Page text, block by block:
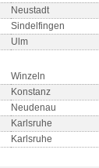
Neustadt
Sindelfingen
Ulm
Winzeln
Konstanz
Neudenau
Karlsruhe
Karlsruhe